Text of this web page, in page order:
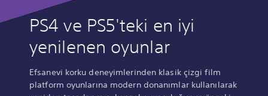
PS4 ve PS5'teki en iyi
yenilenen oyunlar
Efsanevi korku deneyimlerinden klasik çizgi film
platform oyunlarına modern donanımlar kullanılarak